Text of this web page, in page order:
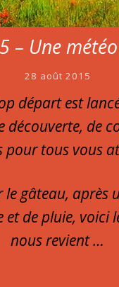
– Une
28 août 2015
départ est
découverte, de
pour tous vous
le gâteau, après
et de pluie, voici
nous revient …